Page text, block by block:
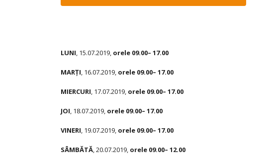
LUNI, 15.07.2019, orele 09.00– 17.00
MARŢI, 16.07.2019, orele 09.00– 17.00
MIERCURI, 17.07.2019, orele 09.00– 17.00
JOI, 18.07.2019, orele 09.00– 17.00
VINERI, 19.07.2019, orele 09.00– 17.00
SÂMBĂTĂ, 20.07.2019, orele 09.00– 12.00